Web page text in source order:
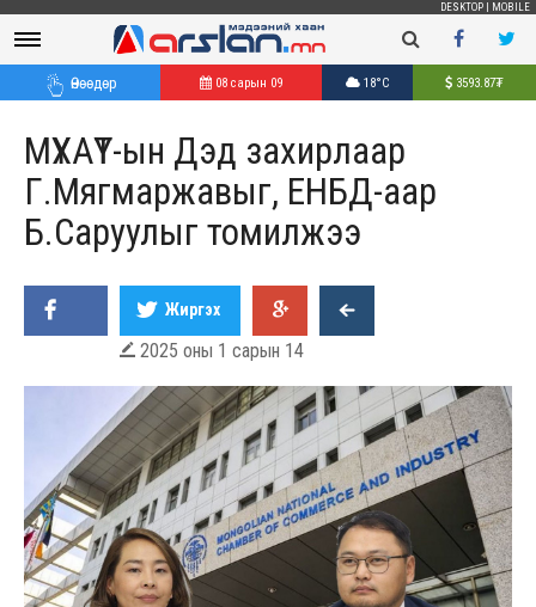
DESKTOP MOBILE
Өнөөдөр 08 сарын 09 18°C 3593.87₮
МҮХАҮТ-ын Дэд захирлаар
Г.Мягмаржавыг, ЕНБД-аар
Б.Саруулыг томилжээ
Жиргэх
 2025 оны 1 сарын 14